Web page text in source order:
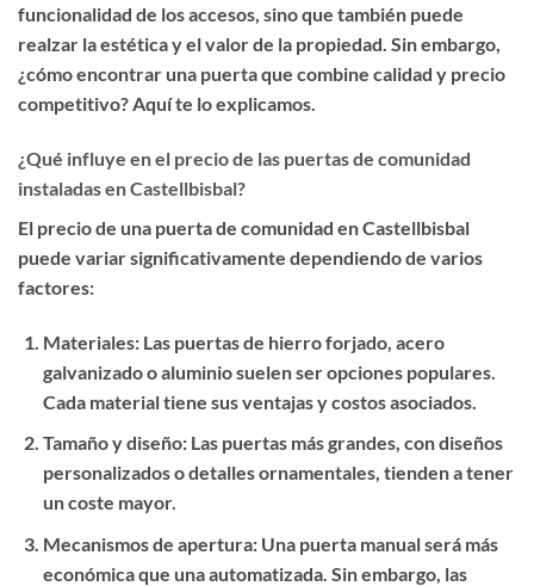
funcionalidad de los accesos, sino que también puede
realzar la estética y el valor de la propiedad. Sin embargo,
¿cómo encontrar una puerta que combine calidad y precio
competitivo? Aquí te lo explicamos.
¿Qué influye en el precio de las puertas de comunidad
instaladas en Castellbisbal?
El precio de una puerta de comunidad en Castellbisbal
puede variar significativamente dependiendo de varios
factores:
Materiales: Las puertas de hierro forjado, acero
galvanizado o aluminio suelen ser opciones populares.
Cada material tiene sus ventajas y costos asociados.
Tamaño y diseño: Las puertas más grandes, con diseños
personalizados o detalles ornamentales, tienden a tener
un coste mayor.
Mecanismos de apertura: Una puerta manual será más
económica que una automatizada. Sin embargo, las